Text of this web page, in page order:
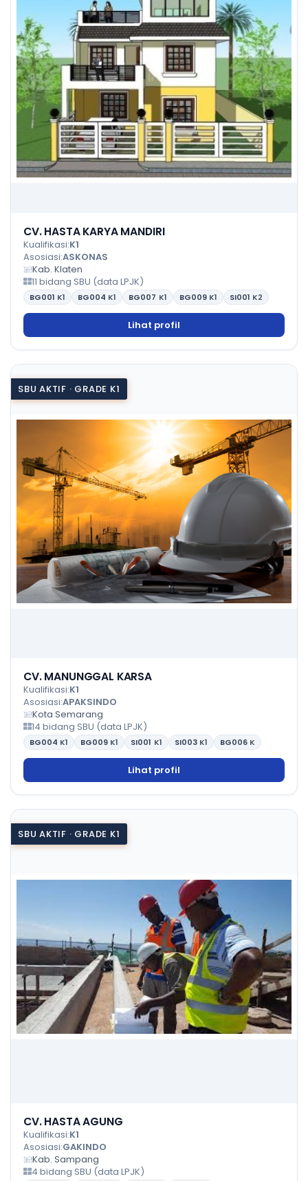
CV. HASTA KARYA MANDIRI
Kualifikasi:K1
Asosiasi:ASKONAS
Kab. Klaten
11 bidang SBU (data LPJK)
BG001 K1 BG004 K1 BG007 K1 BG009 K1 SI001 K2
Lihat profil
SBU AKTIF · GRADE K1
CV. MANUNGGAL KARSA
Kualifikasi:K1
Asosiasi:APAKSINDO
Kota Semarang
14 bidang SBU (data LPJK)
BG004 K1 BG009 K1 SI001 K1 SI003 K1 BG006 K
Lihat profil
SBU AKTIF · GRADE K1
CV. HASTA AGUNG
Kualifikasi:K1
Asosiasi:GAKINDO
Kab. Sampang
4 bidang SBU (data LPJK)